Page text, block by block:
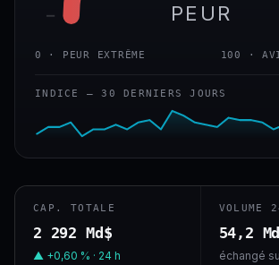
PEUR
0 · PEUR EXTRÊME 100 ·
INDICE — 30 DERNIERS JOURS
CAP. TOTALE
2 292 Md$
▲ +0,60 % · 24 h
VOLUME
54,2
échangé